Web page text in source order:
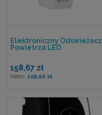
Elektroniczny Odświeżacz
Powietrza LED
158,67 zł
129,00 zł